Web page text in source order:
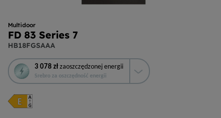
Multidoor
FD 83 Series 7
HB18FGSAAA
3 078 zł zaoszczędzonej energii
Srebro za oszczędność energii
To
działanie
otworzy
narzędzie
do